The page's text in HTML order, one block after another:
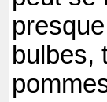
bulbes,